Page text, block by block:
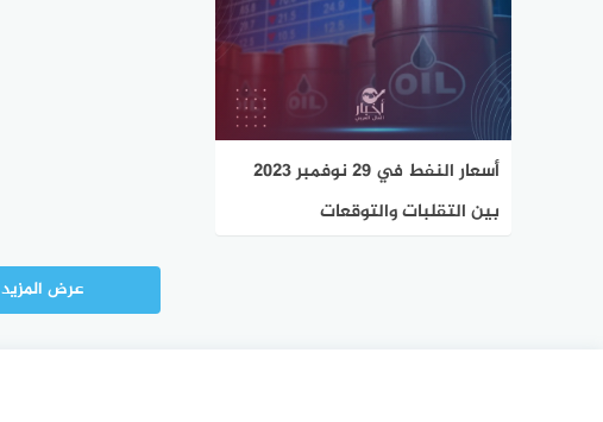
أسعار النفط في 29 نوفمبر 2023
بين التقلبات والتوقعات
عرض المزيد